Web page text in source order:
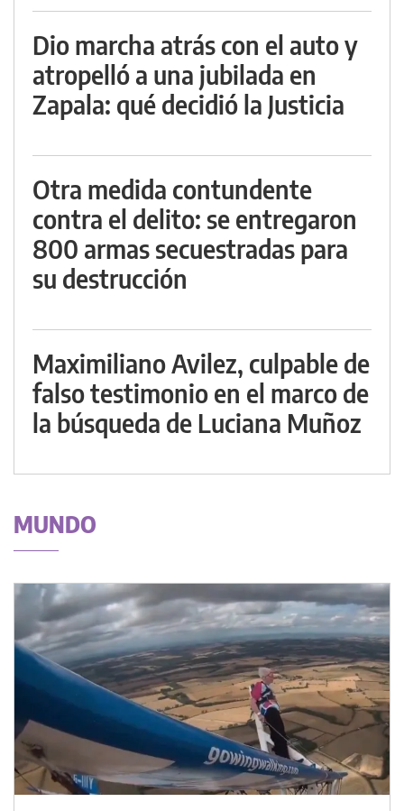
Dio marcha atrás con el auto y
atropelló a una jubilada en
Zapala: qué decidió la Justicia
Otra medida contundente
contra el delito: se entregaron
800 armas secuestradas para
su destrucción
Maximiliano Avilez, culpable de
falso testimonio en el marco de
la búsqueda de Luciana Muñoz
MUNDO